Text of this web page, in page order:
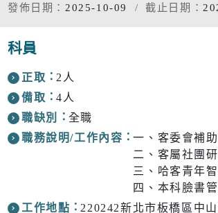
電子報及刊物
工商
工商投資簡介
工商服務 慢性疾病
衛生所入
醫療院所
發佈日期： 2025-10-09 截止日期：
科員
正取
2人
備取
4人
職缺別
全職
職務說明/工作內容
一、客委會補
二、客屬社團
三、哈客青年
四、本科臉書
工作地點
220242新北市板橋區中